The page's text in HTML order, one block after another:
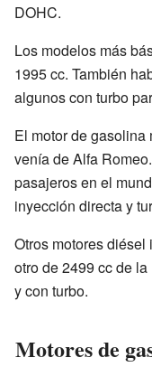
DOHC.
Los modelos más
1995 cc. También
algunos con turbo
El motor de gasolina
venía de Alfa
pasajeros en el
inyección directa y
Otros motores
otro de 2499 cc de
y con turbo.
Motores de